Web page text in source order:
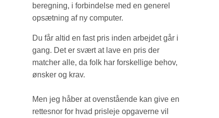
beregning, i forbindelse med en generel
opsætning af ny computer.
Du får altid en fast pris inden arbejdet går i
gang. Det er svært at lave en pris der
matcher alle, da folk har forskellige behov,
ønsker og krav.
Men jeg håber at ovenstående kan give en
rettesnor for hvad prisleje opgaverne vil